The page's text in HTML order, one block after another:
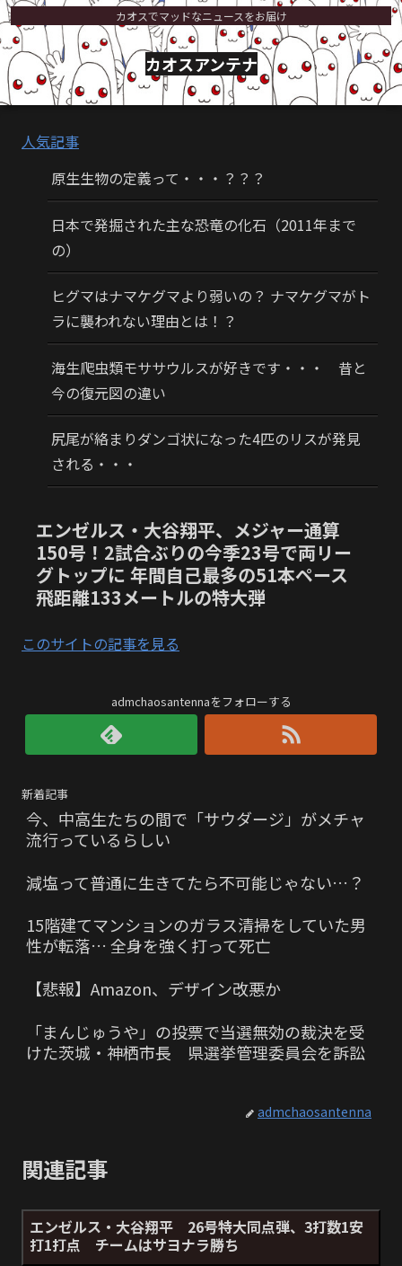
カオスでマッドなニュースをお届け
カオスアンテナ
人気記事
原生生物の定義って・・・？？？
日本で発掘された主な恐竜の化石（2011年まで
の）
ヒグマはナマケグマより弱いの？ ナマケグマがト
ラに襲われない理由とは！？
海生爬虫類モササウルスが好きです・・・ 昔と
今の復元図の違い
尻尾が絡まりダンゴ状になった4匹のリスが発見
される・・・
エンゼルス・大谷翔平、メジャー通算
150号！2試合ぶりの今季23号で両リー
グトップに 年間自己最多の51本ペース
飛距離133メートルの特大弾
このサイトの記事を見る
admchaosantennaをフォローする
新着記事
今、中高生たちの間で「サウダージ」がメチャ
流行っているらしい
減塩って普通に生きてたら不可能じゃない…？
15階建てマンションのガラス清掃をしていた男
性が転落… 全身を強く打って死亡
【悲報】Amazon、デザイン改悪か
「まんじゅうや」の投票で当選無効の裁決を受
けた茨城・神栖市長 県選挙管理委員会を訴訟
admchaosantenna
関連記事
エンゼルス・大谷翔平 26号特大同点弾、3打数1安
打1打点 チームはサヨナラ勝ち